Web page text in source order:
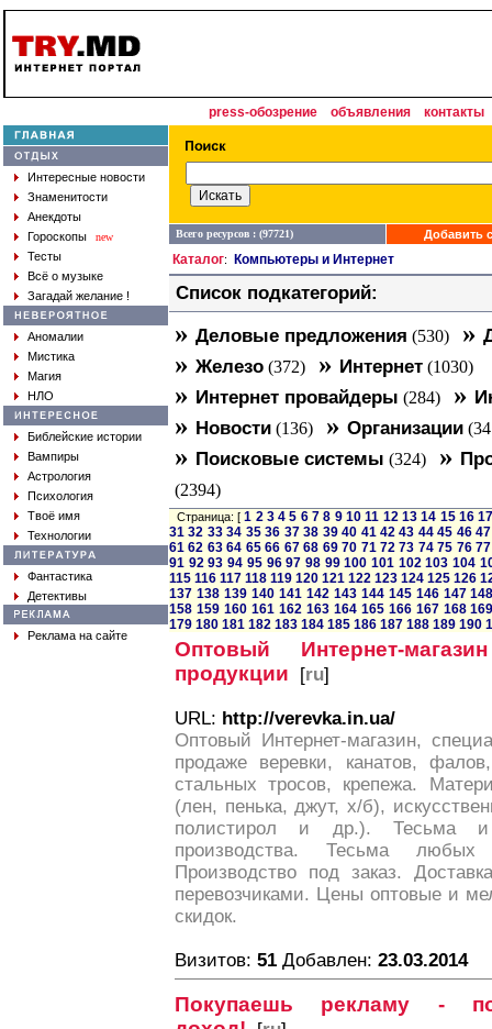
press-обозрение объявления контакты
Интересные новости
Знаменитости
Анекдоты
Гороскопы
new
Тесты
Всё о музыке
Загадай желание !
Аномалии
Мистика
Магия
НЛО
Библейские истории
Вампиры
Астрология
Психология
Твоё имя
Технологии
Фантастика
Детективы
Реклама на сайте
Всего ресурсов : (97721) Добавить
Каталог: Компьютеры и Интернет
Список подкатегорий:
» Деловые предложения (530) »
» Железо (372) » Интернет (1030)
» Интернет провайдеры (284) »
» Новости (136) » Организации
» Поисковые системы (324) »
(2394)
Страница: [1 2 3 4 5 6 7 8 9 10 11 12 13 14 15 16
31 32 33 34 35 36 37 38 39 40 41 42 43 44 45 46 47
61 62 63 64 65 66 67 68 69 70 71 72 73 74 75 76 77
91 92 93 94 95 96 97 98 99 100 101 102 103 104
115 116 117 118 119 120 121 122 123 124 125 126
137 138 139 140 141 142 143 144 145 146 147
158 159 160 161 162 163 164 165 166 167 168
179 180 181 182 183 184 185 186 187 188 189 190
Оптовый Интернет-
продукции [ru]
URL: http://verevka.in.ua/
Оптовый Интернет-магазин,
продаже веревки, канатов,
стальных тросов, крепежа.
(лен, пенька, джут, х/б),
полистирол и др.). Тесьма и
производства. Тесьма
Производство под заказ.
перевозчиками. Цены оптовые и
скидок.
Визитов: 51 Добавлен: 23.03.2014
Покупаешь рекламу -